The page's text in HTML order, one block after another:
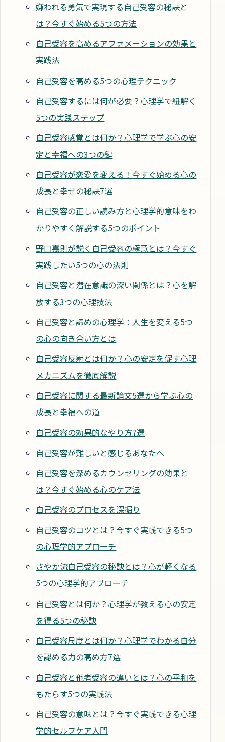
嫌われる勇気で実現する自己受容の秘訣と
は？今すぐ始める5つの方法
自己受容を高めるアファメーションの効果と
実践法
自己受容を高める5つの心理テクニック
自己受容するには何が必要？心理学で紐解く
5つの実践ステップ
自己受容感覚とは何か？心理学で学ぶ心の安
定と幸福への3つの鍵
自己受容が恋愛を変える！今すぐ始める心の
成長と幸せの秘訣7選
自己受容の正しい読み方と心理学的意味をわ
かりやすく解説する5つのポイント
野口嘉則が説く自己受容の極意とは？今すぐ
実践したい5つの心の法則
自己受容と潜在意識の深い関係とは？心を解
放する3つの心理技法
自己受容と諦めの心理学：人生を変える5つ
の心の向き合い方とは
自己受容反射とは何か？心の安定を促す心理
メカニズムを徹底解説
自己受容に関する最新論文5選から学ぶ心の
成長と幸福への道
自己受容の効果的なやり方7選
自己受容が難しいと感じるあなたへ
自己受容を深めるカウンセリングの効果と
は？今すぐ始める心のケア法
自己受容のプロセスを深掘り
自己受容のコツとは？今すぐ実践できる5つ
の心理学的アプローチ
さやか流自己受容の秘訣とは？心が軽くなる
5つの心理学的アプローチ
自己受容とは何か？心理学が教える心の安定
を得る5つの秘訣
自己受容尺度とは何か？心理学でわかる自分
を認める力の高め方7選
自己受容と他者受容の違いとは？心の平和を
もたらす5つの実践法
自己受容の意味とは？今すぐ実践できる心理
学的セルフケア入門